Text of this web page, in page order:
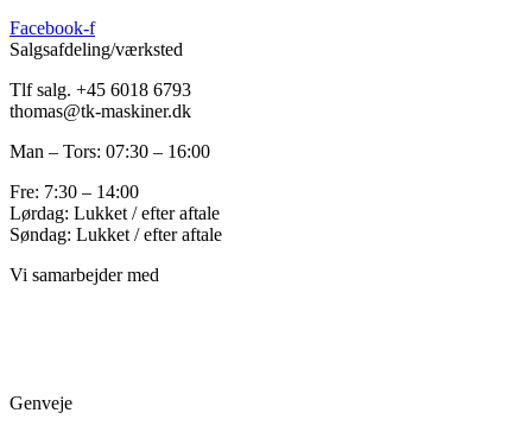
Facebook-f
Salgsafdeling/værksted
Tlf salg. +45 6018 6793
thomas@tk-maskiner.dk
Man – Tors: 07:30 – 16:00
Fre: 7:30 – 14:00
Lørdag: Lukket / efter aftale
Søndag: Lukket / efter aftale
Vi samarbejder med
Genveje